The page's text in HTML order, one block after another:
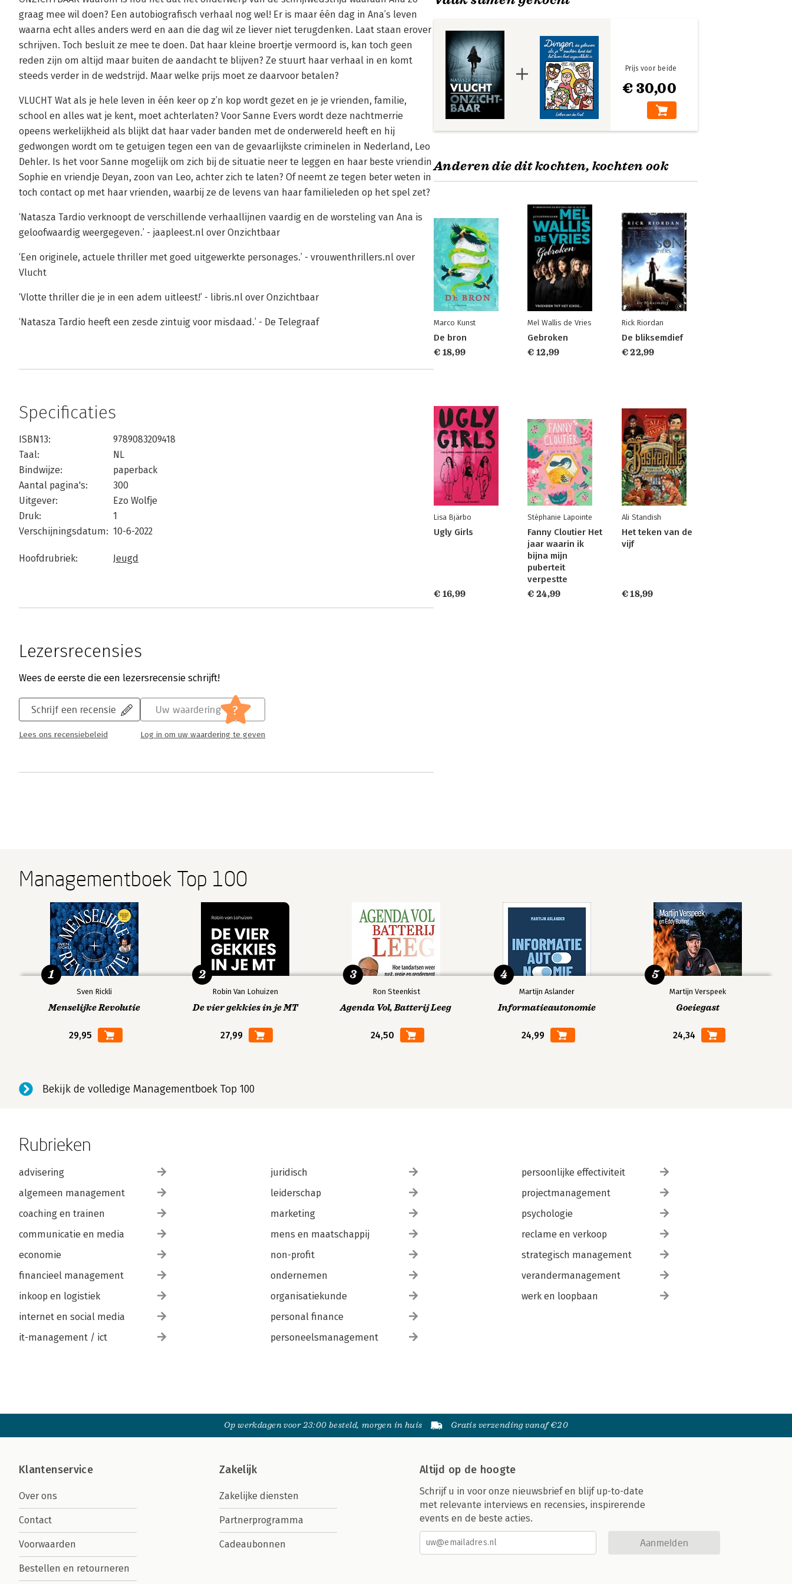
graag mee wil doen? Een autobiografisch verhaal nog wel! Er is maar één dag in Ana’s leven
waarna echt alles anders werd en aan die dag wil ze liever niet terugdenken. Laat staan erover
schrijven. Toch besluit ze mee te doen. Dat haar kleine broertje vermoord is, kan toch geen
reden zijn om altijd maar buiten de aandacht te blijven? Ze stuurt haar verhaal in en komt
steeds verder in de wedstrijd. Maar welke prijs moet ze daarvoor betalen?
VLUCHT Wat als je hele leven in één keer op z’n kop wordt gezet en je je vrienden, familie,
school en alles wat je kent, moet achterlaten? Voor Sanne Evers wordt deze nachtmerrie
opeens werkelijkheid als blijkt dat haar vader banden met de onderwereld heeft en hij
gedwongen wordt om te getuigen tegen een van de gevaarlijkste criminelen in Nederland, Leo
Dehler. Is het voor Sanne mogelijk om zich bij de situatie neer te leggen en haar beste vriendin
Sophie en vriendje Deyan, zoon van Leo, achter zich te laten? Of neemt ze tegen beter weten in
toch contact op met haar vrienden, waarbij ze de levens van haar familieleden op het spel zet?
‘Natasza Tardio verknoopt de verschillende verhaallijnen vaardig en de worsteling van Ana is
geloofwaardig weergegeven.’ - jaapleest.nl over Onzichtbaar
‘Een originele, actuele thriller met goed uitgewerkte personages.’ - vrouwenthrillers.nl over
Vlucht
‘Vlotte thriller die je in een adem uitleest!’ - libris.nl over Onzichtbaar
‘Natasza Tardio heeft een zesde zintuig voor misdaad.’ - De Telegraaf
Specificaties
ISBN13:
9789083209418
Taal:
NL
Bindwijze:
paperback
Aantal pagina's:
300
Uitgever:
Ezo Wolfje
Druk:
1
Verschijningsdatum: 10-6-2022
Hoofdrubriek: Jeugd
Lezersrecensies
Wees de eerste die een lezersrecensie schrijft!
Schrijf een recensie
Lees ons recensiebeleid
Uw waardering ?
Log in om uw waardering te geven
€ 30,00
Prijs voor beide
Anderen die dit kochten, kochten ook
Marco Kunst
De bron
€ 18,99
Mel Wallis de Vries
Gebroken
€ 12,99
Rick Riordan
De bliksemdief
€ 22,99
Lisa Bjärbo
Ugly Girls
€ 16,99
Stéphanie Lapointe
Fanny Cloutier Het
jaar waarin ik
bijna mijn
puberteit
verpestte
€ 24,99
Ali Standish
Het teken van de
vijf
€ 18,99
Managementboek Top 100
Sven Rickli
Menselijke Revolutie
29,95
1
Robin Van Lohuizen
De vier gekkies in je MT
27,99
2
Ron Steenkist
Agenda Vol, Batterij Leeg
24,50
3
Martijn Aslander
Informatieautonomie
24,99
4
Martijn Verspeek
Goeiegast
24,34
5
Bekijk de volledige Managementboek Top 100
Rubrieken
advisering
algemeen management
coaching en trainen
communicatie en media
economie
financieel management
inkoop en logistiek
internet en social media
it-management / ict
juridisch
leiderschap
marketing
mens en maatschappij
non-profit
ondernemen
organisatiekunde
personal finance
personeelsmanagement
persoonlijke effectiviteit
projectmanagement
psychologie
reclame en verkoop
strategisch management
verandermanagement
werk en loopbaan
Op werkdagen voor 23:00 besteld, morgen in huis Gratis verzending vanaf €20
Klantenservice
Over ons
Contact
Voorwaarden
Bestellen en retourneren
Zakelijk
Zakelijke diensten
Partnerprogramma
Cadeaubonnen
Altijd op de hoogte
Schrijf u in voor onze nieuwsbrief en blijf up-to-date
met relevante interviews en recensies, inspirerende
events en de beste acties.
Aanmelden